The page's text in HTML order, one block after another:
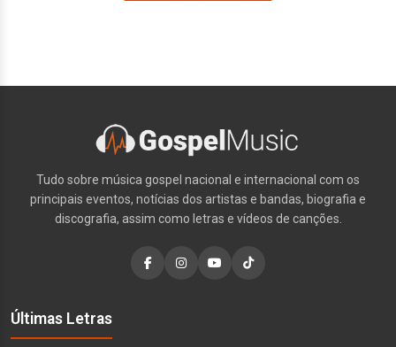
Tudo sobre música gospel nacional e internacional com os
principais eventos, notícias dos artistas e bandas, biografia e
discografia, assim como letras e vídeos de canções.
Últimas Letras